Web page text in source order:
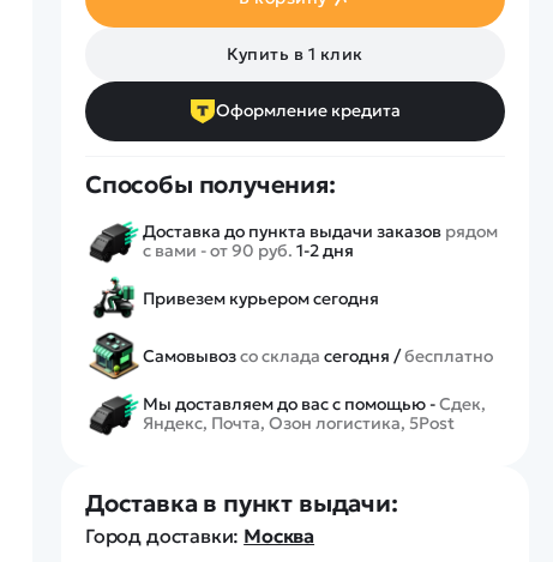
Купить в 1 клик
Оформление кредита
Способы получения:
Доставка до пункта выдачи заказов рядом
с вами - от 90 руб. 1-2 дня
Привезем курьером сегодня
Самовывозсо склада сегодня /бесплатно
Мы доставляем до вас с помощью -Сдек,
Яндекс, Почта, Озон логистика, 5Post
Доставка в пункт выдачи:
Город доставки: Москва
Спецтехника
Железные дороги
Конструкторы
Запчасти для моделей